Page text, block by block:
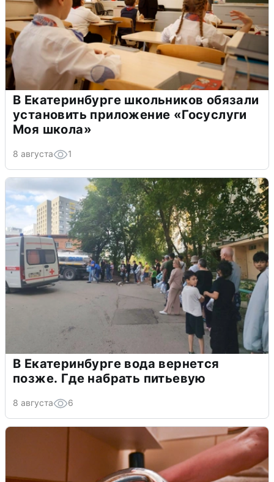
В Екатеринбурге школьников обязали
установить приложение «Госуслуги
Моя школа»
8 августа 1
В Екатеринбурге вода вернется
позже. Где набрать питьевую
8 августа 6